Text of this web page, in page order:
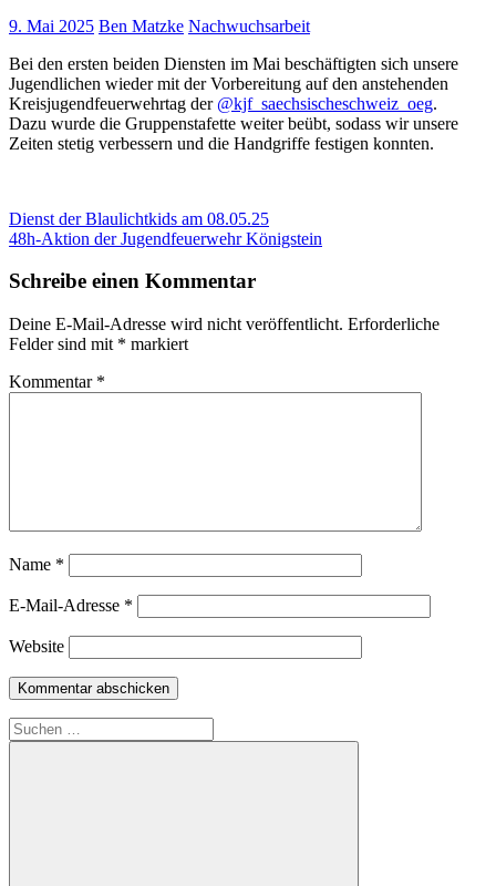
9. Mai 2025 Ben Matzke Nachwuchsarbeit
Bei den ersten beiden Diensten im Mai beschäftigten sich unsere
Jugendlichen wieder mit der Vorbereitung auf den anstehenden
Kreisjugendfeuerwehrtag der @kjf_saechsischeschweiz_oeg.
Dazu wurde die Gruppenstafette weiter beübt, sodass wir unsere
Zeiten stetig verbessern und die Handgriffe festigen konnten.
Beitragsnavigation
Vorheriger
Beitrag:
Dienst der Blaulichtkids am 08.05.25
Nächster
48h-Aktion der Jugendfeuerwehr Königstein
Schreibe einen Kommentar
Deine E-Mail-Adresse wird nicht veröffentlicht. Erforderliche
Felder sind mit * markiert
Kommentar *
Name *
E-Mail-Adresse *
Website
Suchen
nach: